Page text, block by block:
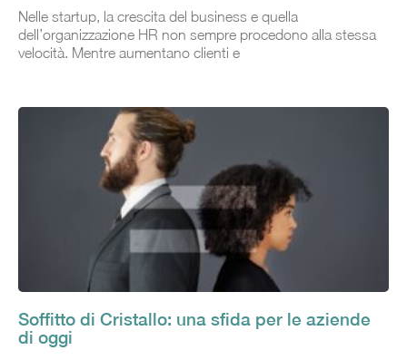
Nelle startup, la crescita del business e quella
dell’organizzazione HR non sempre procedono alla stessa
velocità. Mentre aumentano clienti e
Soffitto di Cristallo: una sfida per le aziende
di oggi